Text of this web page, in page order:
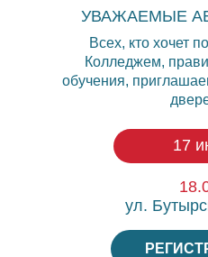
УВАЖАЕМЫЕ
Всех, кто хочет
Колледжем,
обучения,
ул.
17